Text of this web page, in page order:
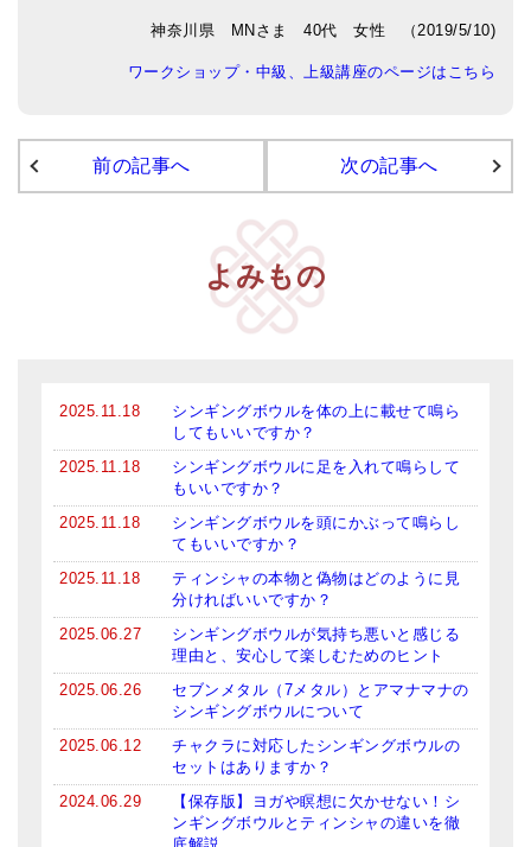
新・鍛造スペシャル
マンダラ彫（黒・渋金）
お得なアマナマナ・セット
特大シンギングボウル・特殊柄
スティック・マレット・リング（台座）
ベーシック・ティンシャ（4種）
ティンシャケース
チベット・真マントラ香
お香定期購入（ラクとくサブスク）
チベット高僧のオラクルカード
シンギングボウル入門本・CD
アウトレット
オリジナルグッズ
神々とつながるジュエリー
神奈川県 MNさま 40代 女性 （2019/5/10)
ワークショップ・中級、上級講座のページはこちら
前の記事へ 次の記事へ
よみもの
2025.11.18
シンギングボウルを体の上に載せて鳴ら
してもいいですか？
2025.11.18
シンギングボウルに足を入れて鳴らして
もいいですか？
2025.11.18
シンギングボウルを頭にかぶって鳴らし
てもいいですか？
2025.11.18
ティンシャの本物と偽物はどのように見
分ければいいですか？
2025.06.27
シンギングボウルが気持ち悪いと感じる
理由と、安心して楽しむためのヒント
2025.06.26
セブンメタル（7メタル）とアマナマナの
シンギングボウルについて
2025.06.12
チャクラに対応したシンギングボウルの
セットはありますか？
2024.06.29
【保存版】ヨガや瞑想に欠かせない！シ
ンギングボウルとティンシャの違いを徹